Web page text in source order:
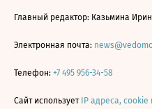
Главный редактор: Казьмина
Электронная почта:
Телефон: +7 495 956-34-58
Сайт использует IP адреса,